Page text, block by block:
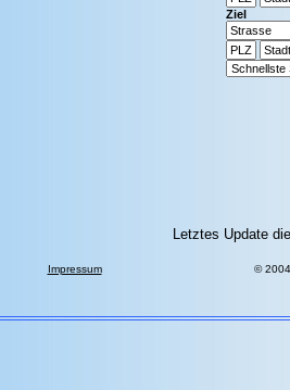
Ziel
Letztes Update
Impressum ©